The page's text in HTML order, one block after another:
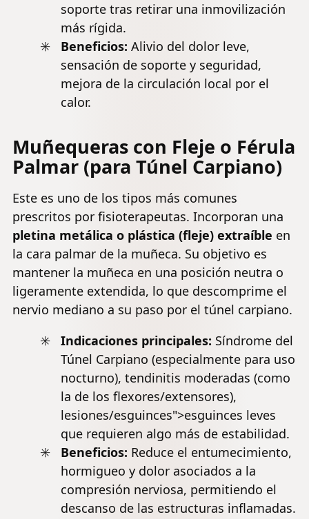
soporte tras retirar una inmovilización
más rígida.
Beneficios: Alivio del dolor leve,
sensación de soporte y seguridad,
mejora de la circulación local por el
calor.
Muñequeras con Fleje o Férula
Palmar (para Túnel Carpiano)
Este es uno de los tipos más comunes
prescritos por fisioterapeutas. Incorporan una
pletina metálica o plástica (fleje) extraíble en
la cara palmar de la muñeca. Su objetivo es
mantener la muñeca en una posición neutra o
ligeramente extendida, lo que descomprime el
nervio mediano a su paso por el túnel carpiano.
Indicaciones principales: Síndrome del
Túnel Carpiano (especialmente para uso
nocturno), tendinitis moderadas (como
la de los flexores/extensores),
lesiones/esguinces">esguinces leves
que requieren algo más de estabilidad.
Beneficios: Reduce el entumecimiento,
hormigueo y dolor asociados a la
compresión nerviosa, permitiendo el
descanso de las estructuras inflamadas.